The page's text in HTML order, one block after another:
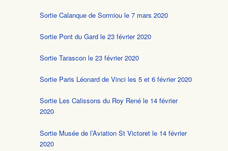
Sortie Calanque de Sormiou le 7 mars 2020
Sortie Pont du Gard le 23 février 2020
Sortie Tarascon le 23 février 2020
Sortie Paris Léonard de Vinci les 5 et 6 février 2020
Sortie Les Calissons du Roy René le 14 février
2020
Sortie Musée de l’Aviation St Victoret le 14 février
2020